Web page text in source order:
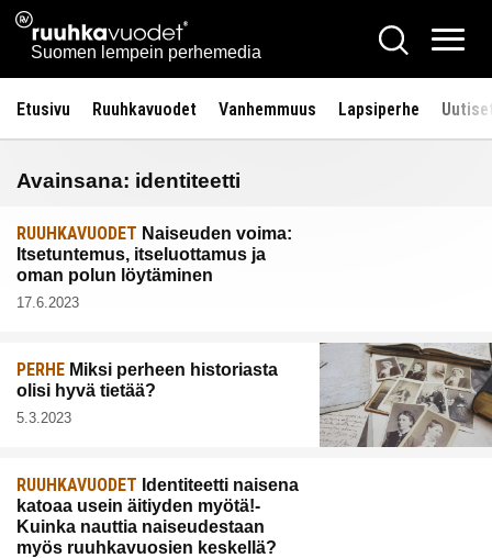
Siirry
sisältöön
Ruuhkavuodet.fi
Suomen lempein perhemedia
Hae
Etusivu Ruuhkavuodet Vanhemmuus Lapsiperhe
Avainsana: identiteetti
RUUHKAVUODET Naiseuden voima:
Itsetuntemus, itseluottamus ja
oman polun löytäminen
17.6.2023
PERHE Miksi perheen historiasta
olisi hyvä tietää?
5.3.2023
RUUHKAVUODET Identiteetti naisena
katoaa usein äitiyden myötä!-
Kuinka nauttia naiseudestaan
myös ruuhkavuosien keskellä?